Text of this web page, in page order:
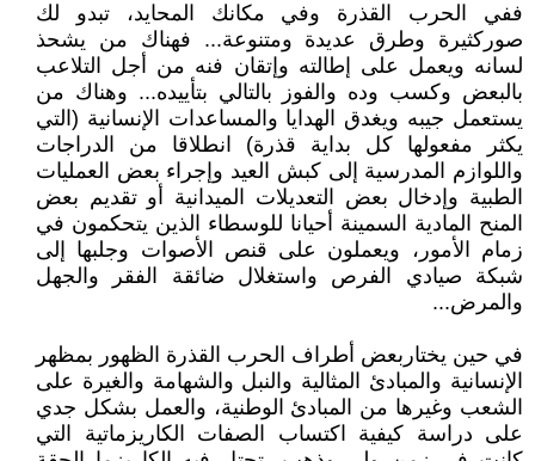
ففي الحرب القذرة وفي مكانك المحايد، تبدو لك
صوركثيرة وطرق عديدة ومتنوعة... فهناك من يشحذ
لسانه ويعمل على إطالته وإتقان فنه من أجل التلاعب
بالبعض وكسب وده والفوز بالتالي بتأييده... وهناك من
يستعمل جيبه ويغدق الهدايا والمساعدات الإنسانية (التي
يكثر مفعولها كل بداية قذرة) انطلاقا من الدراجات
واللوازم المدرسية إلى كبش العيد وإجراء بعض العمليات
الطبية وإدخال بعض التعديلات الميدانية أو تقديم بعض
المنح المادية السمينة أحيانا للوسطاء الذين يتحكمون في
زمام الأمور، ويعملون على قنص الأصوات وجلبها إلى
شبكة صيادي الفرص واستغلال ضائقة الفقر والجهل
والمرض...
في حين يختاربعض أطراف الحرب القذرة الظهور بمظهر
الإنسانية والمبادئ المثالية والنبل والشهامة والغيرة على
الشعب وغيرها من المبادئ الوطنية، والعمل بشكل جدي
على دراسة كيفية اكتساب الصفات الكاريزماتية التي